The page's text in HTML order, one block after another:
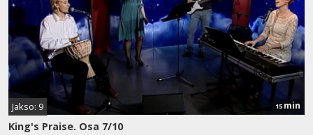
Jakso: 9 15 min
King's Praise. Osa 7/10